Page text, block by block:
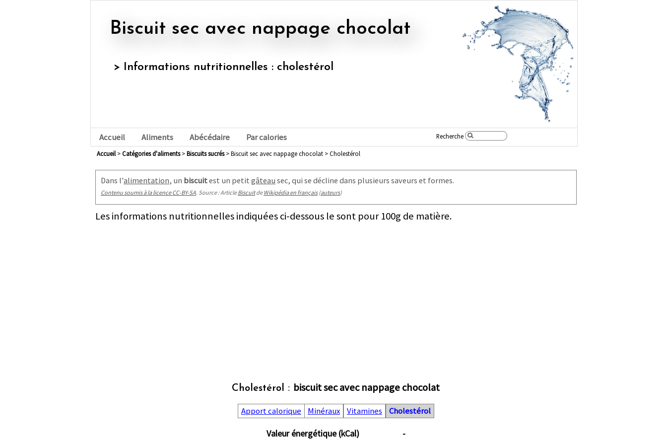
Biscuit sec avec nappage chocolat
> Informations nutritionnelles : cholestérol
Accueil Aliments Abécédaire Par calories Recherche
Accueil> Catégories d'aliments> biscuits sucrés> Biscuit sec avec nappage chocolat > Cholestérol
Dans l'alimentation, un biscuitest un petitgâteau sec, qui se décline dans plusieurs saveurs et formes.
Contenu soumis à la licence CC-BY-SA. Source : ArticleBiscuitde Wikipédia en français(auteurs)
Les informations nutritionnelles indiquées ci-dessous le sont pour 100g de matière.
Cholestérol : biscuit sec avec nappage chocolat
Apport calorique Minéraux Vitamines Cholestérol
Valeur énergétique (kCal) -